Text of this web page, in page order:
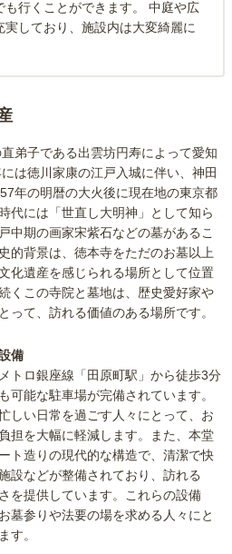
も行くことができます。 中庭や広
しており、施設内は大変綺麗に
弟子である出雲坊円寿によって愛知
は徳川家康の江戸入城に伴い、神田
年の明暦の大火後に現在地の東京都
代には「世直し大明神」として知ら
中期の画家宋紫石などの墓があるこ
的背景は、徳本寺をただのお墓以上
化遺産を感じられる場所として位置
くこの寺院と墓地は、歴史愛好家や
って、訪れる価値のある場所です。
備
トロ銀座線「田原町駅」から徒歩3分
可能な駐車場が完備されています。
しい日常を過ごす人々にとって、お
担を大幅に軽減します。また、本堂
ト造りの現代的な構造で、清潔で快
設などが整備されており、訪れる
を提供しています。これらの設備
墓参りや法要の場を求める人々にと
す。